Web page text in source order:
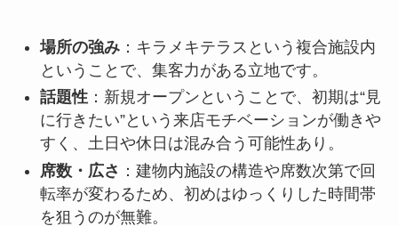
場所の強み：キラメキテラスという複合施設内
ということで、集客力がある立地です。
話題性：新規オープンということで、初期は“見
に行きたい”という来店モチベーションが働きや
すく、土日や休日は混み合う可能性あり。
席数・広さ ：建物内施設の構造や席数次第で回
転率が変わるため、初めはゆっくりした時間帯
を狙うのが無難。